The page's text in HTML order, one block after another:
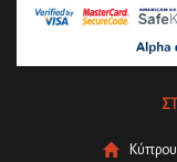
Κύπρου